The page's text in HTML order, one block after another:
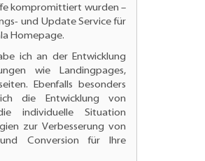
kompromittiert wurden –
und Update Service für
Homepage.
ich an der Entwicklung
wie Landingpages,
Ebenfalls besonders
die Entwicklung von
individuelle Situation
zur Verbesserung von
Conversion für Ihre